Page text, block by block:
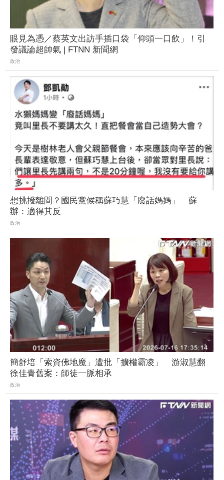
眼見為憑／蔡英文出訪手插口袋「仰頭一口飲」！引
發議論超帥氣 | FTNN 新聞網
政治
想挑撥離間？國民黨候稱蘇巧慧「廢話媽媽」 蘇
辦：適得其反
政治
簡舒培「索資佛地魔」遭批「擴權霸凌」 游淑慧翻
徐佳青舊案：師徒一脈相承
政治